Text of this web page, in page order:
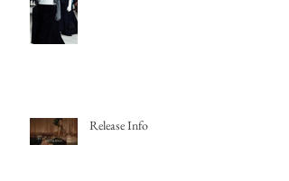
Release Info